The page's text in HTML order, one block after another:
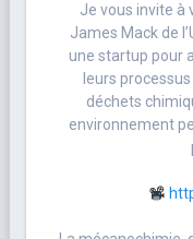
Je vous invite à
James Mack de
une startup pour
leurs
déchets
environnement